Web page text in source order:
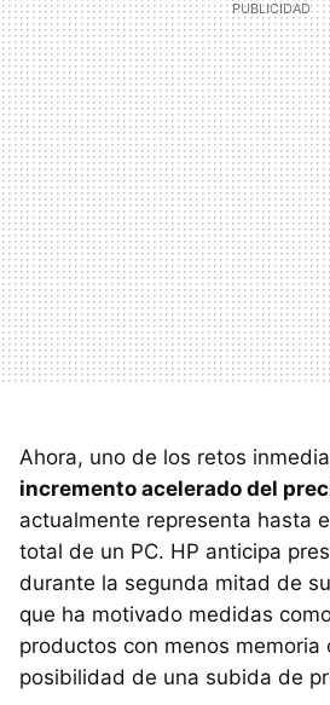
Ahora, uno de los retos
incremento acelerado del
actualmente representa hasta
total de un PC. HP anticipa
durante la segunda mitad de
que ha motivado medidas
productos con menos memoria
posibilidad de una subida de